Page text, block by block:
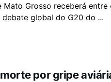
Mato Grosso receberá entre
debate global do G20 do ...
por gripe